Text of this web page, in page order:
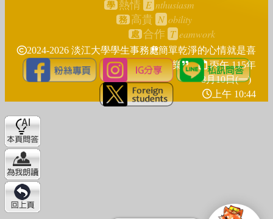
學 熱情 E nthusiasm
務 高貴 N obility
處 合作 T eamwork
2024-2026 淡江大學學生事務處簡單乾淨的心情就是喜
樂
丙午 115年
8月10日(一)
上午 10:44